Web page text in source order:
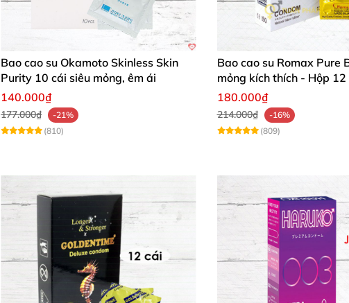
Bao cao su Okamoto Skinless Skin
Purity 10 cái siêu mỏng, êm ái
140.000₫
177.000₫
-21%
(810)
Bao cao su Romax Pure
mỏng kích thích - Hộp 12
180.000₫
214.000₫
-16%
(809)